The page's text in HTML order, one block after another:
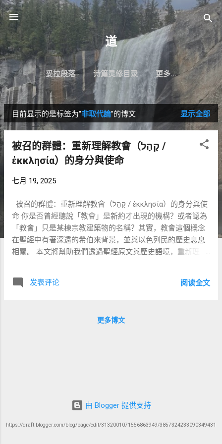
跳至主要内容
道
妥拉段落 诗篇灵修目录 更多…
博
文
目前显示的是标签为“非取代論”的博文 显示全部
被召的群體：重新理解教會（קָהָל /
ἐκκλησία）的身分與使命
七月 19, 2025
被召的群體：重新理解教會（קָהָל / ἐκκλησία）的身分與使
命 你是否曾經聽說「教會」是新約才出現的機構？或者認為
「教會」只是某棟宗教建築物的名稱？其實，教會這個概念
在聖經中有著深遠的希伯來背景，並與以色列民的歷史息息
相關。 本文將幫助我們透過聖經原文與歷史語境，重新理解
文背景：קָהָל ( qahal ) 與 קֹהֶלֶת ( Qohelet ) 1. קָהָל – 會眾／聚
前聚集，聽從吩咐，成為一個被召出的群體。 申命記4:10 “使
衛的兒子、傳道者（קֹהֶלֶת）的言語。” Qohelet 是 קהל（召
他是「向集體發言」者，而非單純沉思者。 二、七十士譯本
发表评论 阅读全文
更多博文
由 Blogger 提供支持
https://draft.blogger.com/blog/page/edit/3132001071556863949/3857324233090349431